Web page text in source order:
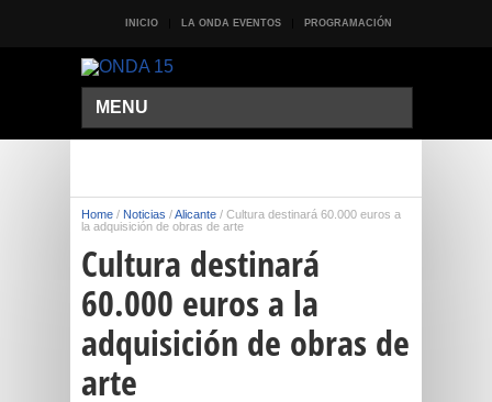
INICIO LA ONDA EVENTOS PROGRAMACIÓN
MENU
Home / Noticias /Alicante / Cultura destinará 60.000 euros a
la adquisición de obras de arte
Cultura destinará
60.000 euros a la
adquisición de obras de
arte